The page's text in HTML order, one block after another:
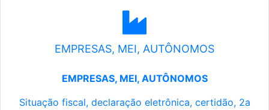
EMPRESAS, MEI, AUTÔNOMOS
EMPRESAS, MEI, AUTÔNOMOS
Situação fiscal, declaração eletrônica, certidão, 2a